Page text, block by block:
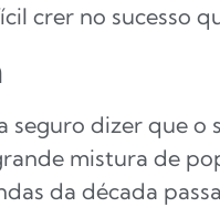
crer no sucesso
seguro dizer que o
mistura de
da década